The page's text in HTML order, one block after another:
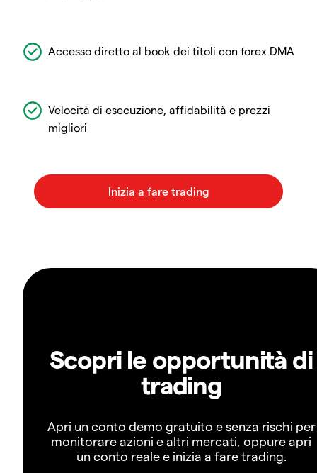
Accesso diretto al book dei titoli con forex DMA
Velocità di esecuzione, affidabilità e prezzi
migliori
Scopri le opportunità di
trading
Apri un conto demo gratuito e senza rischi per
monitorare azioni e altri mercati, oppure apri
un conto reale e inizia a fare trading.